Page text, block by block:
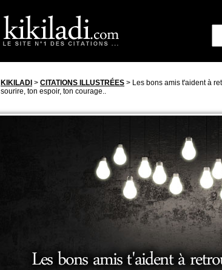
KIKILADI > CITATIONS ILLUSTRÉES > Les bons amis t'aident à
sourire, ton espoir, ton courage..